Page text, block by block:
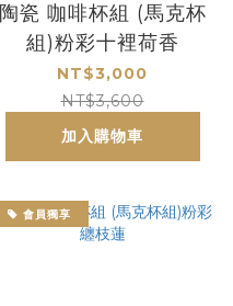
陶瓷 咖啡杯組 (馬克杯
組)粉彩十裡荷香
NT$3,000
NT$3,600
加入購物車
會員獨享